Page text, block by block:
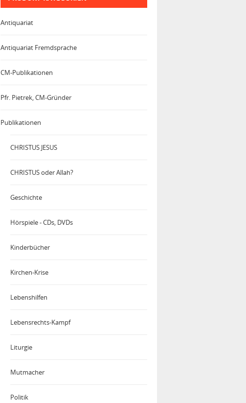
Antiquariat
Antiquariat Fremdsprache
CM-Publikationen
Pfr. Pietrek, CM-Gründer
Publikationen
CHRISTUS JESUS
CHRISTUS oder Allah?
Geschichte
Hörspiele - CDs, DVDs
Kinderbücher
Kirchen-Krise
Lebenshilfen
Lebensrechts-Kampf
Liturgie
Mutmacher
Politik